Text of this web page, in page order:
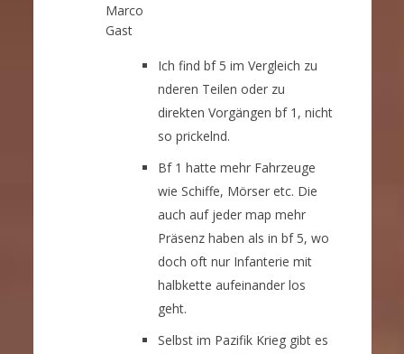
Marco
Gast
Ich find bf 5 im Vergleich zu
nderen Teilen oder zu
direkten Vorgängen bf 1, nicht
so prickelnd.
Bf 1 hatte mehr Fahrzeuge
wie Schiffe, Mörser etc. Die
auch auf jeder map mehr
Präsenz haben als in bf 5, wo
doch oft nur Infanterie mit
halbkette aufeinander los
geht.
Selbst im Pazifik Krieg gibt es